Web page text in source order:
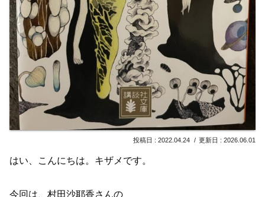
2022.04.24 2026.06.01
はい、こんにちは。キザメです。
今回は、村田沙耶香さんの